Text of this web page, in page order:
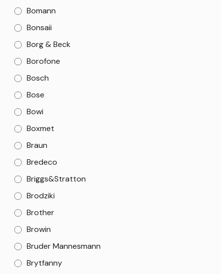
Bomann
Bonsaii
Borg & Beck
Borofone
Bosch
Bose
Bowi
Boxmet
Braun
Bredeco
Briggs&Stratton
Brodziki
Brother
Browin
Bruder Mannesmann
Brytfanny